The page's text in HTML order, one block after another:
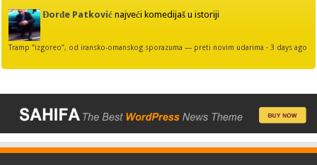
Đorđe Patković najveći komedijaš u istoriji
Tramp “izgoreo”, od iransko-omanskog sporazuma — preti novim udarima ·3 days ago